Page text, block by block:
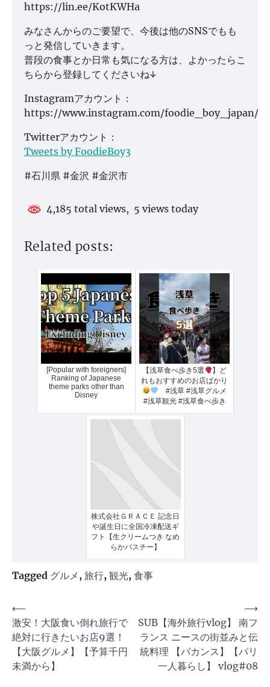
https://lin.ee/KotKWHa
みなさんからのご要望で、今後は他のSNSでもも
っと発信していきます。
普段の食事とか日常も気になる方は、よかったらこ
ちらから登録してくださいね↓
Instagramアカウント：
https://www.instagram.com/foodie_boy_japan/
Twitterアカウント：
Tweets by FoodieBoy3
#石川県 #金沢 #金沢市
4,185 total views, 5 views today
Related posts:
[Popular with foreigners]
Ranking of Japanese
theme parks other than
Disney
【浅草食べ歩き5選
】ど
れもおすすめのお店ばかり
#浅草 #浅草グルメ
#浅草観光 #浅草食べ歩き
株式会社ＧＲＡＣＥ 記念日
や誕生日に全国冷凍配送ギ
フト【生クリームつき なめ
らかバスチー】
Tagged グルメ , 旅行, 観光, 食事
投
稿
ナ
ビ
⟵
激安！大阪食い倒れ旅行で
絶対に行きたいお店9選！
【大阪グルメ】【予算千円
未満から】
SUB【海外旅行vlog】 南フ
ランス ニースの街並みと伝
統料理 【バカンス】【パリ
一人暮らし】 vlog#08
⟶